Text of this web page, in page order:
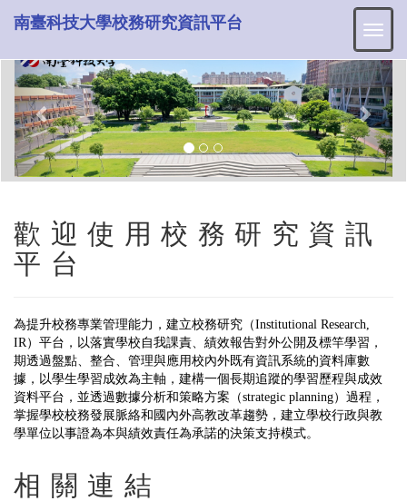
南臺科技大學校務研究資訊平台
Previous Next
歡迎使用校務研究資訊
平台
為提升校務專業管理能力，建立校務研究（Institutional Research,
IR）平台，以落實學校自我課責、績效報告對外公開及標竿學習，
期透過盤點、整合、管理與應用校內外既有資訊系統的資料庫數
據，以學生學習成效為主軸，建構一個長期追蹤的學習歷程與成效
資料平台，並透過數據分析和策略方案（strategic planning）過程，
掌握學校校務發展脈絡和國內外高教改革趨勢，建立學校行政與教
學單位以事證為本與績效責任為承諾的決策支持模式。
相關連結